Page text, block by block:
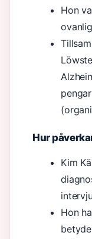
Hon
Hur
Kim
Hon